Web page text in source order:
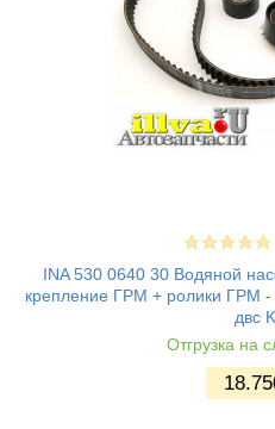
INA 530 0640 30 Водяной
крепление ГРМ + ролики ГРМ
двс
Отгрузка на